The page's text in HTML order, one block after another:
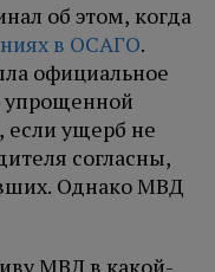
об этом, когда
в ОСАГО.
официальное
упрощенной
ущерб не
согласны,
Однако МВД